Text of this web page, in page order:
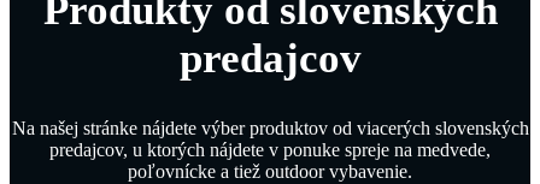
Produkty od slovenských
predajcov
Na našej stránke nájdete výber produktov od viacerých slovenských
predajcov, u ktorých nájdete v ponuke spreje na medvede,
poľovnícke a tiež outdoor vybavenie.